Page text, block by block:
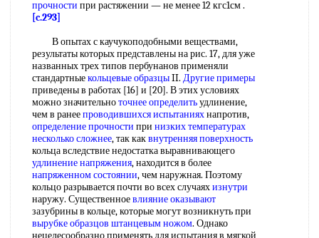
прочности при растяжении — не менее 12 кгс1см .
[c.293]
В опытах с каучукоподобными веществами,
результаты которых представлены на рис. 17, для уже
названных трех типов пербунанов применяли
стандартныекольцевые образцыII. Другие примеры
приведены в работах [16] и [20]. В этих условиях
можно значительноточнее определитьудлинение,
чем в ранеепроводившихся испытанияхнапротив,
определение прочности при низких температурах
несколько сложнее, так каквнутренняя поверхность
кольца вследствие недостатка выравнивающего
удлинение напряжения, находится в более
напряженном состоянии, чем наружная. Поэтому
кольцо разрывается почти во всех случаяхизнутри
наружу. Существенноевлияние оказывают
зазубрины в кольце, которые могут возникнуть при
вырубке образцов штанцевым ножом. Однако
нецелесообразно применять для испытания в мягкой